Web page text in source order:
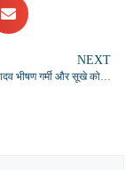
NEXT
सपा नेता मुकेश यादव भीषण गर्मी और सूखे को देखते हुए किसानों के सिंचाई का बि‍ल माफ करे सरकार